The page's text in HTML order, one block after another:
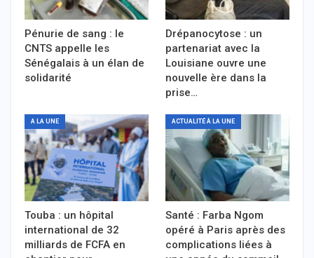
Pénurie de sang : le
CNTS appelle les
Sénégalais à un élan de
solidarité
Drépanocytose : un
partenariat avec la
Louisiane ouvre une
nouvelle ère dans la
prise…
A LA UNE
Touba : un hôpital
international de 32
milliards de FCFA en
ACTUALITÉ À LA UNE
Santé : Farba Ngom
opéré à Paris après des
complications liées à